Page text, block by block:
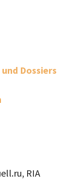
Dossiers
RIA